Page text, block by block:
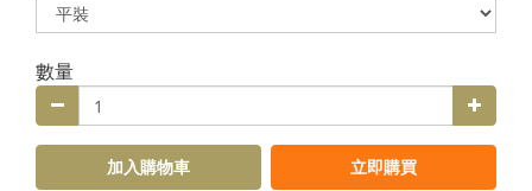
數量
加入購物車 立即購買